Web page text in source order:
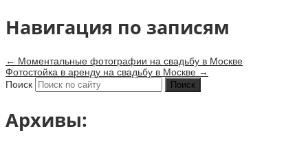
Навигация по записям
← Моментальные фотографии на свадьбу в Москве
Фотостойка в аренду на свадьбу в Москве →
Поиск
Архивы: